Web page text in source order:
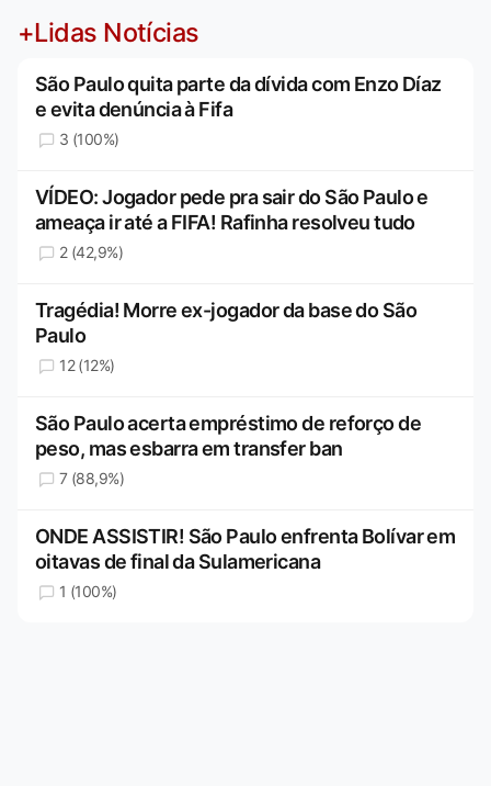
+Lidas Notícias
São Paulo quita parte da dívida com Enzo Díaz
e evita denúncia à Fifa
3 (100%)
VÍDEO: Jogador pede pra sair do São Paulo e
ameaça ir até a FIFA! Rafinha resolveu tudo
2 (42,9%)
Tragédia! Morre ex-jogador da base do São
Paulo
12 (12%)
São Paulo acerta empréstimo de reforço de
peso, mas esbarra em transfer ban
7 (88,9%)
ONDE ASSISTIR! São Paulo enfrenta Bolívar em
oitavas de final da Sulamericana
1 (100%)